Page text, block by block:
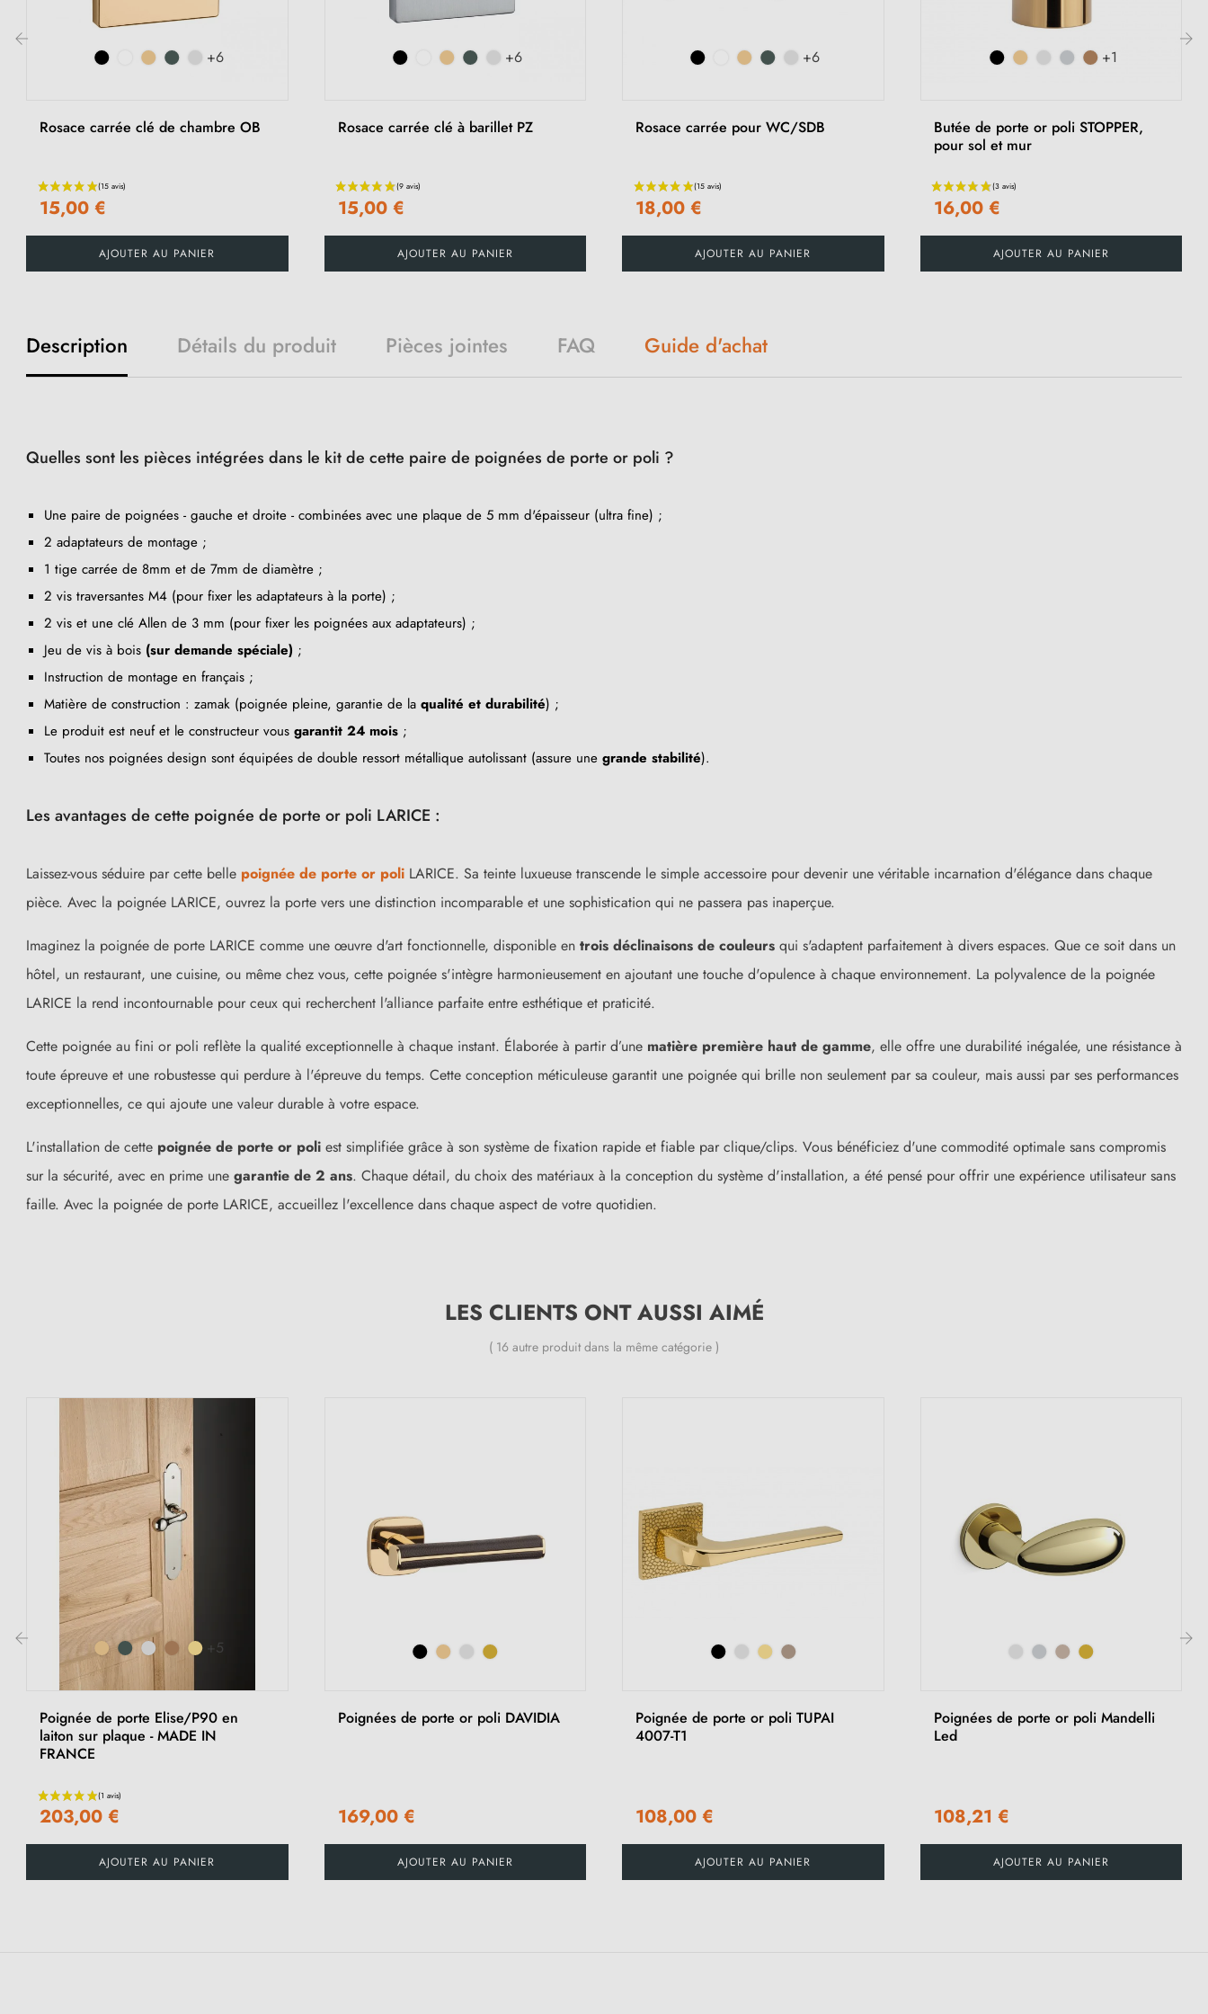
+6
Rosace carrée clé de chambre OB
(15 avis)
15,00 €
AJOUTER AU PANIER
+6
Rosace carrée clé à barillet PZ
(9 avis)
15,00 €
AJOUTER AU PANIER
+6
Rosace carrée pour WC/SDB
(15 avis)
18,00 €
AJOUTER AU PANIER
+1
Butée de porte or poli STOPPER,
pour sol et mur
16,00 €
AJOUTER AU PANIER
Description Détails du produit Pièces jointes FAQ Guide d'achat
Quelles sont les pièces intégrées dans le kit de cette paire de poignées de porte or poli ?
Une paire de poignées - gauche et droite - combinées avec une plaque de 5 mm d'épaisseur (ultra fine) ;
2 adaptateurs de montage ;
1 tige carrée de 8mm et de 7mm de diamètre ;
2 vis traversantes M4 (pour fixer les adaptateurs à la porte) ;
2 vis et une clé Allen de 3 mm (pour fixer les poignées aux adaptateurs) ;
Jeu de vis à bois (sur demande spéciale) ;
Instruction de montage en français ;
Matière de construction : zamak (poignée pleine, garantie de la qualité et durabilité) ;
Le produit est neuf et le constructeur vous garantit 24 mois ;
Toutes nos poignées design sont équipées de double ressort métallique autolissant (assure une grande stabilité).
Les avantages de cette poignée de porte or poli LARICE :
Laissez-vous séduire par cette belle poignée de porte or poli LARICE. Sa teinte luxueuse transcende le simple accessoire pour devenir une véritable incarnation d'élégance dans chaque
pièce. Avec la poignée LARICE, ouvrez la porte vers une distinction incomparable et une sophistication qui ne passera pas inaperçue.
Imaginez la poignée de porte LARICE comme une œuvre d'art fonctionnelle, disponible en trois déclinaisons de couleurs qui s'adaptent parfaitement à divers espaces. Que ce soit dans un
hôtel, un restaurant, une cuisine, ou même chez vous, cette poignée s'intègre harmonieusement en ajoutant une touche d'opulence à chaque environnement. La polyvalence de la poignée
LARICE la rend incontournable pour ceux qui recherchent l'alliance parfaite entre esthétique et praticité.
Cette poignée au fini or poli reflète la qualité exceptionnelle à chaque instant. Élaborée à partir d’une matière première haut de gamme, elle offre une durabilité inégalée, une résistance à
toute épreuve et une robustesse qui perdure à l'épreuve du temps. Cette conception méticuleuse garantit une poignée qui brille non seulement par sa couleur, mais aussi par ses performances
exceptionnelles, ce qui ajoute une valeur durable à votre espace.
L'installation de cette poignée de porte or poli est simplifiée grâce à son système de fixation rapide et fiable par clique/clips. Vous bénéficiez d'une commodité optimale sans compromis
sur la sécurité, avec en prime une garantie de 2 ans. Chaque détail, du choix des matériaux à la conception du système d'installation, a été pensé pour offrir une expérience utilisateur sans
faille. Avec la poignée de porte LARICE, accueillez l'excellence dans chaque aspect de votre quotidien.
LES CLIENTS ONT AUSSI AIMÉ
( 16 autre produit dans la même catégorie )
+5
Poignée de porte Elise/P90 en
laiton sur plaque - MADE IN
FRANCE
203,00 €
AJOUTER AU PANIER
Poignées de porte or poli DAVIDIA
169,00 €
AJOUTER AU PANIER
Poignée de porte or poli TUPAI
4007-T1
108,00 €
AJOUTER AU PANIER
Poignées de porte or poli Mandelli
Led
108,21 €
AJOUTER AU PANIER